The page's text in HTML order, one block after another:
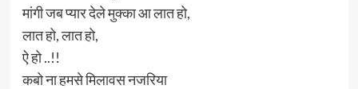
मांगी जब प्यार देले मुक्का आ लात हो,
लात हो, लात हो,
ऐ हो ..!!
कबो ना हमसे मिलावस नजरिया